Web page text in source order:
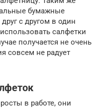
бумажные
с другом в один
салфетки
получается не очень
совсем не радует
в работе, они